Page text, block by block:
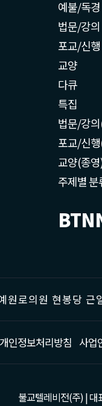
예불/독경
법문/강의
포교/신행
교양
다큐
특집
법문/강
포교/신
교양(종
주제별 분
원로의원 현봉당
개인정보처리방침 사업
불교텔레비전(주) | 대